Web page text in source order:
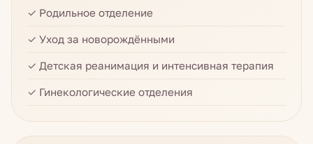
✓ Родильное отделение
✓ Уход за новорождёнными
✓ Детская реанимация и интенсивная терапия
✓ Гинекологические отделения